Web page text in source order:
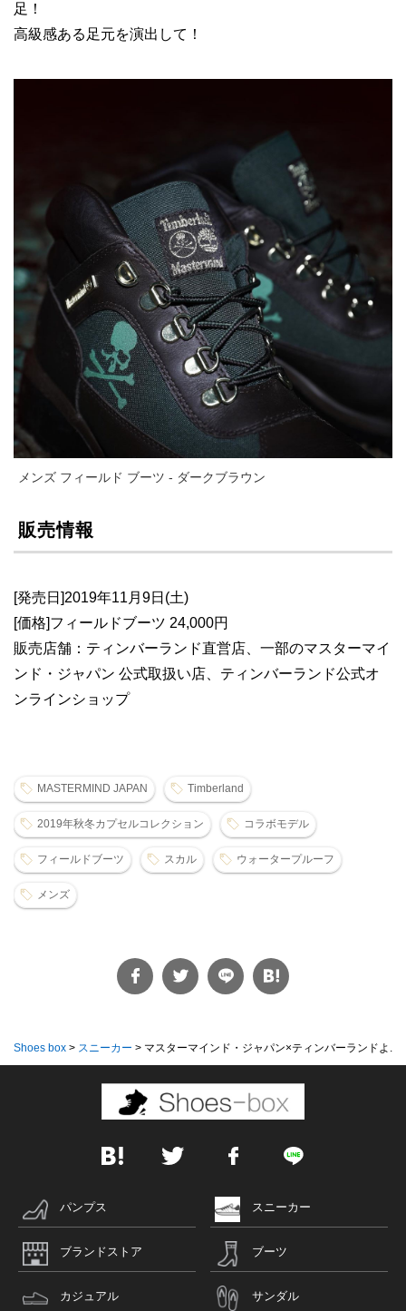
足！
高級感ある足元を演出して！
メンズ フィールド ブーツ - ダークブラウン
販売情報
[発売日]2019年11月9日(土)
[価格]フィールドブーツ 24,000円
販売店舗：ティンバーランド直営店、一部のマスターマイ
ンド・ジャパン 公式取扱い店、ティンバーランド公式オ
ンラインショップ
MASTERMIND JAPAN Timberland
2019年秋冬カプセルコレクション コラボモデル
フィールドブーツ スカル ウォータープルーフ
メンズ
Shoes box > スニーカー > マスターマインド・ジャパン×ティンバーランドよ...
パンプス スニーカー
ブランドストア ブーツ
カジュアル サンダル